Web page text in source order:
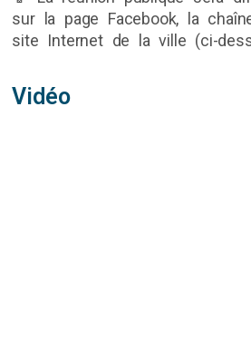
sur la page Facebook, la
site Internet de la ville (ci-
Vidéo